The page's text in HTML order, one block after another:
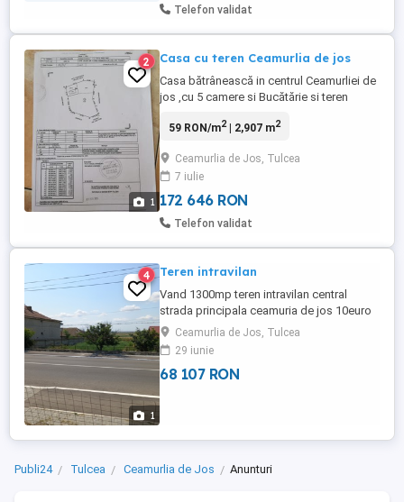
Telefon validat
1
2 Casa cu teren Ceamurlia de jos
Casa bătrânească in centrul Ceamurliei de
jos ,cu 5 camere si Bucătărie si teren
este veche nu poate fi locuita,necesita
am ridicat mansarda se mai pot face încă
atâtea camere sus ,acoperiș țigla metalică
și tâmplărie ...
59 RON/m2| 2,907 m2
Ceamurlia de Jos, Tulcea
7 iulie
172 646 RON
Telefon validat
1
4 Teren intravilan
Vand 1300mp teren intravilan central
strada principala ceamuria de jos 10euro
mpCeamurlia de Jos, Tulcea
29 iunie
68 107 RON
Publi24 Tulcea Ceamurlia de Jos Anunturi